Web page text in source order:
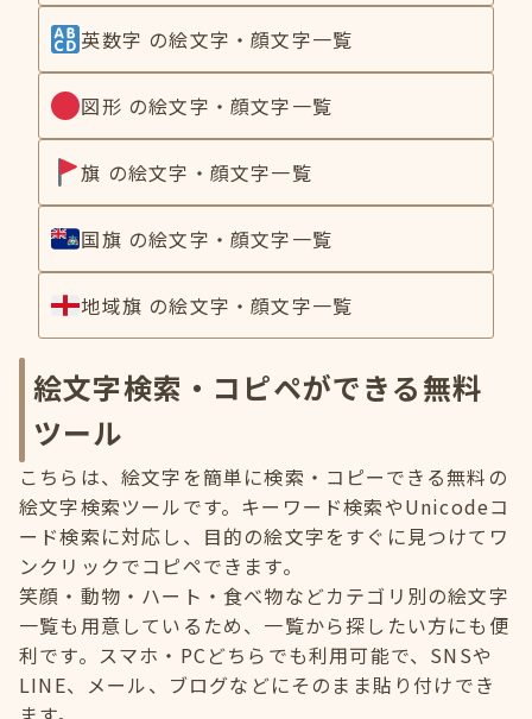
英数字 の絵文字・顔文字一覧
図形 の絵文字・顔文字一覧
旗 の絵文字・顔文字一覧
国旗 の絵文字・顔文字一覧
地域旗 の絵文字・顔文字一覧
絵文字検索・コピペができる無料
ツール
こちらは、絵文字を簡単に検索・コピーできる無料の
絵文字検索ツールです。キーワード検索やUnicodeコ
ード検索に対応し、目的の絵文字をすぐに見つけてワ
ンクリックでコピペできます。
笑顔・動物・ハート・食べ物などカテゴリ別の絵文字
一覧も用意しているため、一覧から探したい方にも便
利です。スマホ・PCどちらでも利用可能で、SNSや
LINE、メール、ブログなどにそのまま貼り付けでき